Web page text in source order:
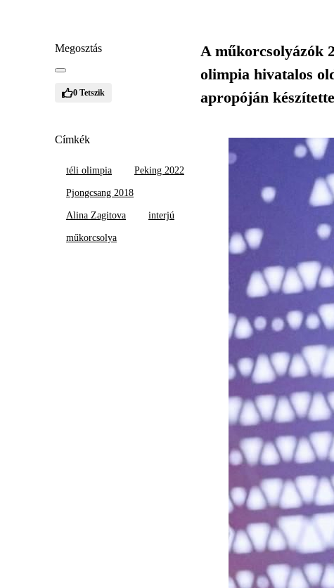
Megosztás
0 Tetszik
Címkék
téli olimpia Peking 2022
Pjongcsang 2018
Alina Zagitova interjú
műkorcsolya
A műkorcsolyázók
olimpia hivatalos
apropóján